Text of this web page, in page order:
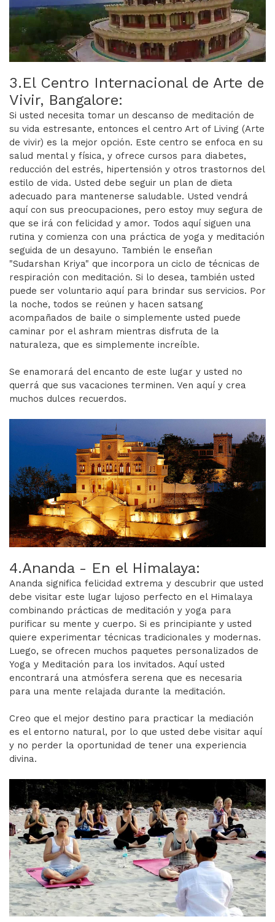
3.El Centro Internacional de Arte de
Vivir, Bangalore:
Si usted necesita tomar un descanso de meditación de
su vida estresante, entonces el centro Art of Living (Arte
de vivir) es la mejor opción. Este centro se enfoca en su
salud mental y física, y ofrece cursos para diabetes,
reducción del estrés, hipertensión y otros trastornos del
estilo de vida. Usted debe seguir un plan de dieta
adecuado para mantenerse saludable. Usted vendrá
aquí con sus preocupaciones, pero estoy muy segura de
que se irá con felicidad y amor. Todos aquí siguen una
rutina y comienza con una práctica de yoga y meditación
seguida de un desayuno. También le enseñan
"Sudarshan Kriya" que incorpora un ciclo de técnicas de
respiración con meditación. Si lo desea, también usted
puede ser voluntario aquí para brindar sus servicios. Por
la noche, todos se reúnen y hacen satsang
acompañados de baile o simplemente usted puede
caminar por el ashram mientras disfruta de la
naturaleza, que es simplemente increíble.
Se enamorará del encanto de este lugar y usted no
querrá que sus vacaciones terminen. Ven aquí y crea
muchos dulces recuerdos.
4.Ananda - En el Himalaya:
Ananda significa felicidad extrema y descubrir que usted
debe visitar este lugar lujoso perfecto en el Himalaya
combinando prácticas de meditación y yoga para
purificar su mente y cuerpo. Si es principiante y usted
quiere experimentar técnicas tradicionales y modernas.
Luego, se ofrecen muchos paquetes personalizados de
Yoga y Meditación para los invitados. Aquí usted
encontrará una atmósfera serena que es necesaria
para una mente relajada durante la meditación.
Creo que el mejor destino para practicar la mediación
es el entorno natural, por lo que usted debe visitar aquí
y no perder la oportunidad de tener una experiencia
divina.